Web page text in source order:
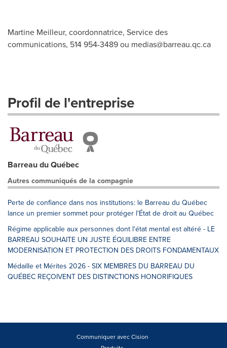
Martine Meilleur, coordonnatrice, Service des
communications, 514 954-3489 ou medias@barreau.qc.ca
Profil de l'entreprise
Barreau du Québec
Autres communiqués de la compagnie
Perte de confiance dans nos institutions: le Barreau du Québec
lance un premier sommet pour protéger l'État de droit au Québec
Régime applicable aux personnes dont l'état mental est altéré - LE
BARREAU SOUHAITE UN JUSTE ÉQUILIBRE ENTRE
MODERNISATION ET PROTECTION DES DROITS FONDAMENTAUX
Médaille et Mérites 2026 - SIX MEMBRES DU BARREAU DU
QUÉBEC REÇOIVENT DES DISTINCTIONS HONORIFIQUES
Communiquer avec Cision